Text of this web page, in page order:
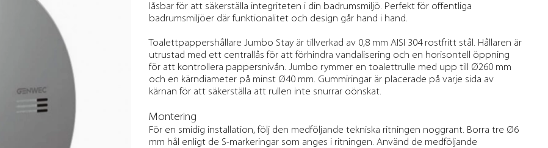
låsbar för att säkerställa integriteten i din badrumsmiljö. Perfekt för offentliga
badrumsmiljöer där funktionalitet och design går hand i hand.
Toalettpappershållare Jumbo Stay är tillverkad av 0,8 mm AISI 304 rostfritt stål. Hållaren är
utrustad med ett centrallås för att förhindra vandalisering och en horisontell öppning
för att kontrollera pappersnivån. Jumbo rymmer en toalettrulle med upp till Ø260 mm
och en kärndiameter på minst Ø40 mm. Gummiringar är placerade på varje sida av
kärnan för att säkerställa att rullen inte snurrar oönskat.
Montering
För en smidig installation, följ den medföljande tekniska ritningen noggrant. Borra tre Ø6
mm hål enligt de S-markeringar som anges i ritningen. Använd de medföljande